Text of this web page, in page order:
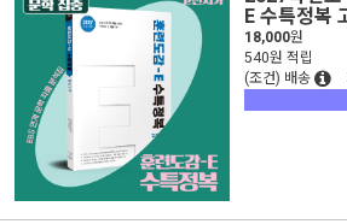
E 수특정복
18,000원
540원 적립
(조건) 배송